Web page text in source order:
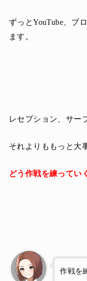
ずっとYouTube、ブ
ます。
レセプション、サー
それよりももっと大
どう作戦を練ってい
作戦を